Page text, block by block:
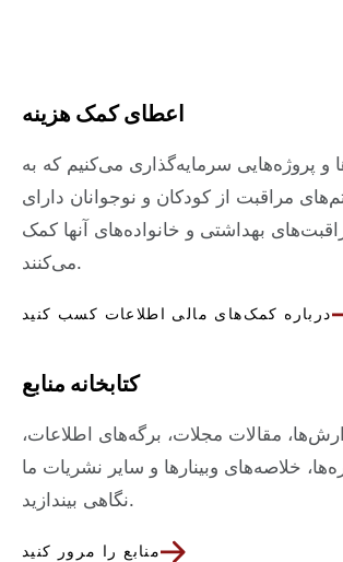
اعطای کمک هزینه
و پروژه‌هایی سرمایه‌گذاری می‌کنیم که به
مراقبت از کودکان و نوجوانان دارای
بهداشتی و خانواده‌های آنها کمک
می‌کنند.
درباره کمک‌های مالی اطلاعات کسب کنید
کتابخانه منابع
مقالات مجلات، برگه‌های اطلاعات،
خلاصه‌های وبینارها و سایر نشریات ما
نگاهی بیندازید.
منابع را مرور کنید